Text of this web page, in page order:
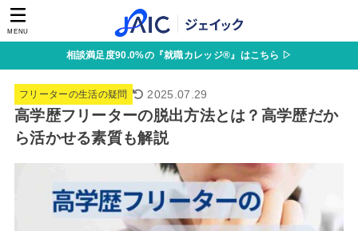
MENU
相談満足度90.0%の『就職カレッジ®』はこちら ▷
フリーターの生活の疑問 2025.07.29
高学歴フリーターの脱出方法とは？高学歴だか
ら活かせる素質も解説